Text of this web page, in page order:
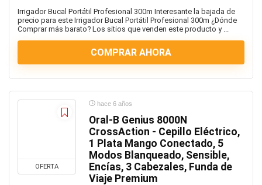
Irrigador Bucal Portátil Profesional 300m Interesante la bajada de
precio para este Irrigador Bucal Portátil Profesional 300m ¿Dónde
Comprar más barato? Los sitios que venden este producto y ...
COMPRAR AHORA
OFERTA
hace 6 años
Oral-B Genius 8000N
CrossAction - Cepillo Eléctrico,
1 Plata Mango Conectado, 5
Modos Blanqueado, Sensible,
Encías, 3 Cabezales, Funda de
Viaje Premium